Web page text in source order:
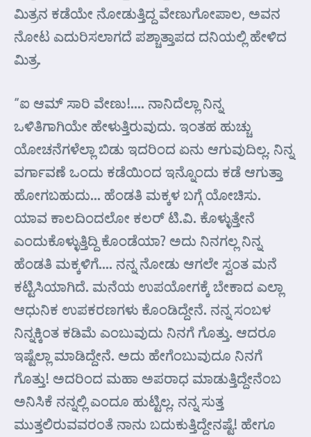
ಮಿತ್ರನ ಕಡೆಯೇ ನೋಡುತ್ತಿದ್ದ ವೇಣುಗೋಪಾಲ, ಅವನ
ನೋಟ ಎದುರಿಸಲಾಗದೆ ಪಶ್ಚಾತ್ತಾಪದ ದನಿಯಲ್ಲಿ ಹೇಳಿದ
ಮಿತ್ರ.
“ಐ ಆಮ್ ಸಾರಿ ವೇಣು!…. ನಾನಿದೆಲ್ಲಾ ನಿನ್ನ
ಒಳಿತಿಗಾಗಿಯೇ ಹೇಳುತ್ತಿರುವುದು. ಇಂತಹ ಹುಚ್ಚು
ಯೋಚನೆಗಳೆಲ್ಲಾ ಬಿಡು ಇದರಿಂದ ಏನು ಆಗುವುದಿಲ್ಲ. ನಿನ್ನ
ವರ್ಗಾವಣೆ ಒಂದು ಕಡೆಯಿಂದ ಇನ್ನೊಂದು ಕಡೆ ಆಗುತ್ತಾ
ಹೋಗಬಹುದು… ಹೆಂಡತಿ ಮಕ್ಕಳ ಬಗ್ಗೆ ಯೋಚಿಸು.
ಯಾವ ಕಾಲದಿಂದಲೋ ಕಲರ್ ಟಿ.ವಿ. ಕೊಳ್ಳುತ್ತೇನೆ
ಎಂದುಕೊಳ್ಳುತ್ತಿದ್ದಿ ಕೊಂಡೆಯಾ? ಅದು ನಿನಗಲ್ಲ ನಿನ್ನ
ಹೆಂಡತಿ ಮಕ್ಕಳಿಗೆ…. ನನ್ನ ನೋಡು ಆಗಲೇ ಸ್ವಂತ ಮನೆ
ಕಟ್ಟಿಸಿಯಾಗಿದೆ. ಮನೆಯ ಉಪಯೋಗಕ್ಕೆ ಬೇಕಾದ ಎಲ್ಲಾ
ಆಧುನಿಕ ಉಪಕರಣಗಳು ಕೊಂಡಿದ್ದೇನೆ. ನನ್ನ ಸಂಬಳ
ನಿನ್ನಕ್ಕಿಂತ ಕಡಿಮೆ ಎಂಬುವುದು ನಿನಗೆ ಗೊತ್ತು. ಆದರೂ
ಇಷ್ಟೆಲ್ಲಾ ಮಾಡಿದ್ದೇನೆ. ಅದು ಹೇಗೆಂಬುವುದೂ ನಿನಗೆ
ಗೊತ್ತು! ಅದರಿಂದ ಮಹಾ ಅಪರಾಧ ಮಾಡುತ್ತಿದ್ದೇನೆಂಬ
ಅನಿಸಿಕೆ ನನ್ನಲ್ಲಿ ಎಂದೂ ಹುಟ್ಟಿಲ್ಲ. ನನ್ನ ಸುತ್ತ
ಮುತ್ತಲಿರುವವರಂತೆ ನಾನು ಬದುಕುತ್ತಿದ್ದೇನಷ್ಟೆ! ಹೇಗೂ